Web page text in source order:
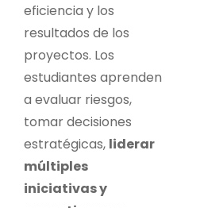
eficiencia y los
resultados de los
proyectos. Los
estudiantes aprenden
a evaluar riesgos,
tomar decisiones
estratégicas, liderar
múltiples
iniciativas y